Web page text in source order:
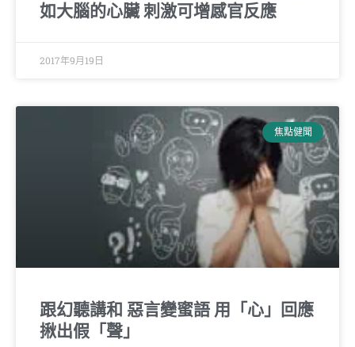
如大腦的心臟 刺激可增感官反應
2017年9月19日
焦點健聞
跟幻聽講和 惡言變蜜語 用「心」回應
揪出假「聲」